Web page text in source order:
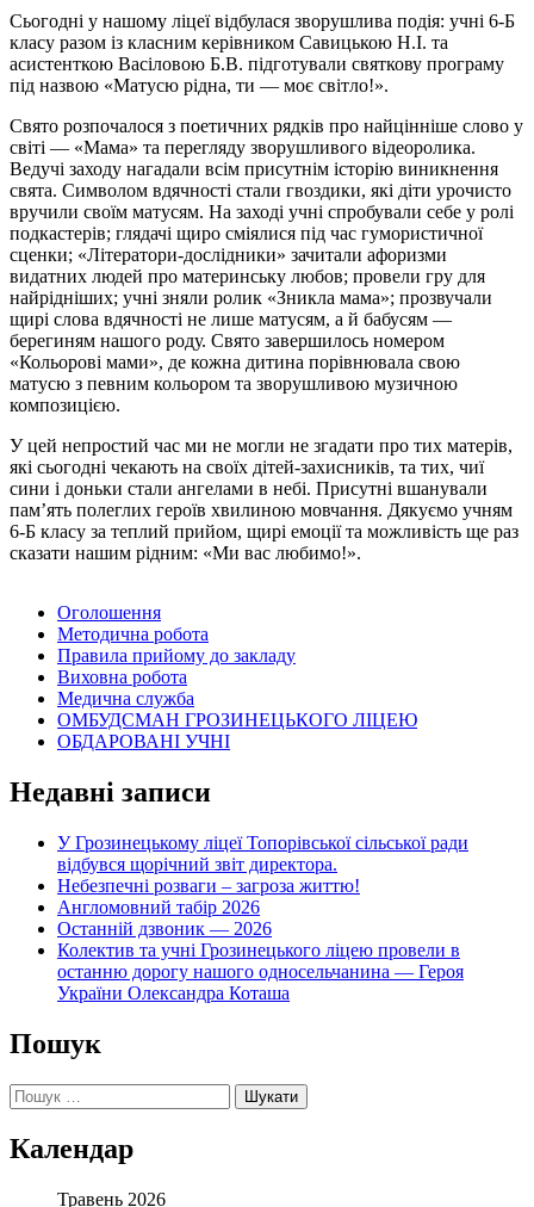
Сьогодні у нашому ліцеї відбулася зворушлива подія: учні 6-Б
класу разом із класним керівником Савицькою Н.І. та
асистенткою Васіловою Б.В. підготували святкову програму
під назвою «Матусю рідна, ти — моє світло!».
Свято розпочалося з поетичних рядків про найцінніше слово у
світі — «Мама» та перегляду зворушливого відеоролика.
Ведучі заходу нагадали всім присутнім історію виникнення
свята. Символом вдячності стали гвоздики, які діти урочисто
вручили своїм матусям. На заході учні спробували себе у ролі
подкастерів; глядачі щиро сміялися під час гумористичної
сценки; «Літератори-дослідники» зачитали афоризми
видатних людей про материнську любов; провели гру для
найрідніших; учні зняли ролик «Зникла мама»; прозвучали
щирі слова вдячності не лише матусям, а й бабусям —
берегиням нашого роду. Свято завершилось номером
«Кольорові мами», де кожна дитина порівнювала свою
матусю з певним кольором та зворушливою музичною
композицією.
У цей непростий час ми не могли не згадати про тих матерів,
які сьогодні чекають на своїх дітей-захисників, та тих, чиї
сини і доньки стали ангелами в небі. Присутні вшанували
пам’ять полеглих героїв хвилиною мовчання. Дякуємо учням
6-Б класу за теплий прийом, щирі емоції та можливість ще раз
сказати нашим рідним: «Ми вас любимо!».
Оголошення
Методична робота
Правила прийому до закладу
Виховна робота
Медична служба
ОМБУДСМАН ГРОЗИНЕЦЬКОГО ЛІЦЕЮ
ОБДАРОВАНІ УЧНІ
Недавні записи
У Грозинецькому ліцеї Топорівської сільської ради
відбувся щорічний звіт директора.
Небезпечні розваги – загроза життю!
Англомовний табір 2026
Останній дзвоник — 2026
Колектив та учні Грозинецького ліцею провели в
останню дорогу нашого односельчанина — Героя
України Олександра Коташа
Пошук
Пошук:
Календар
Травень 2026